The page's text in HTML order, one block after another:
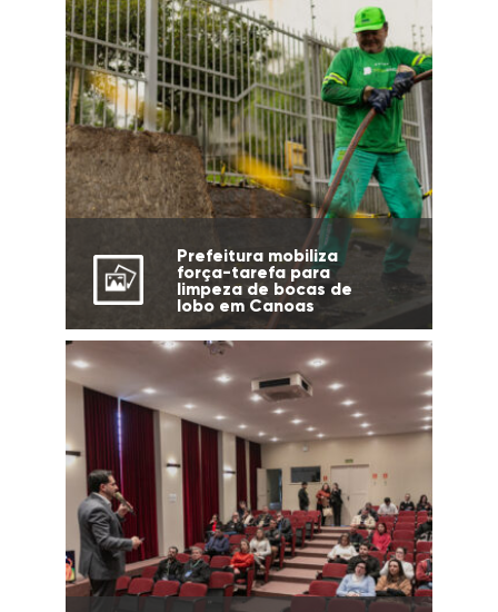
Prefeitura mobiliza
força-tarefa para
limpeza de bocas de
lobo em Canoas